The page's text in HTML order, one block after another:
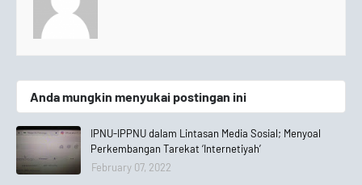
Anda mungkin menyukai postingan ini
IPNU-IPPNU dalam Lintasan Media Sosial; Menyoal
Perkembangan Tarekat ‘Internetiyah’
February 07, 2022